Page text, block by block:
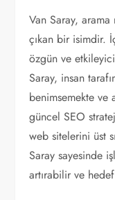
Van Saray,
çıkan bir isimdir.
özgün ve
Saray, insan
benimsemekte ve
güncel SEO
web sitelerini üst
Saray sayesinde
artırabilir ve